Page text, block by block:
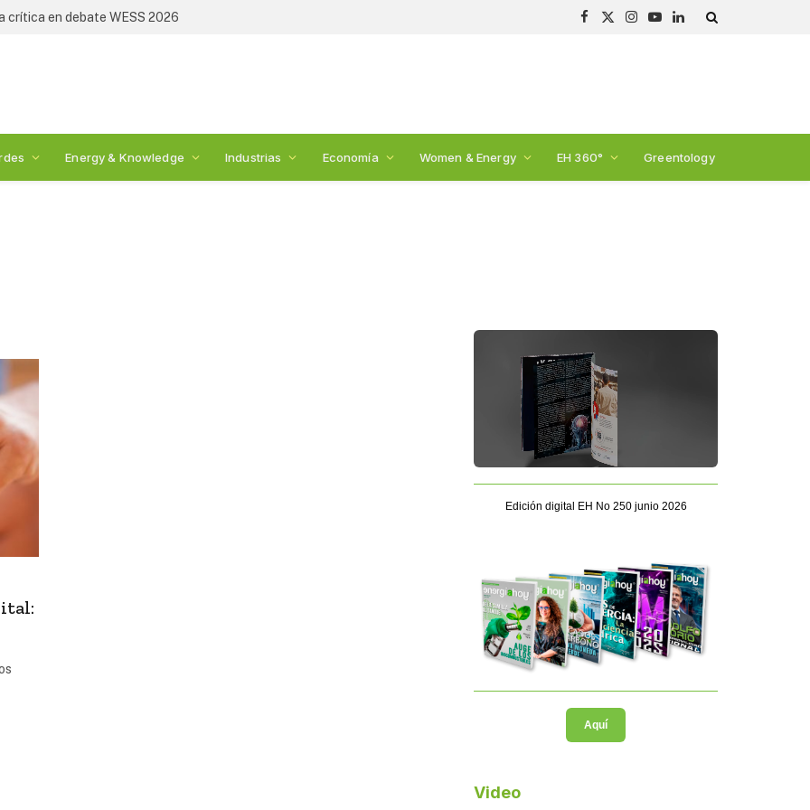
crítica en debate WESS 2026
Facebook
X
Instagram
YouTubeLinkedIn
Energy & Knowledge Industrias Economía Women & Energy EH 360° Greentology
Edición digital EH No 250 junio 2026
Aquí
Video